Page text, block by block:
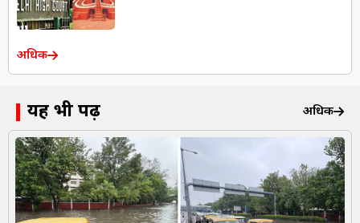
अधिक
यह भी पढ़ें अधिक